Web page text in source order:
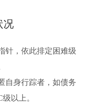
况
针，依此排定困难级
自身行踪者，如债务
以上。